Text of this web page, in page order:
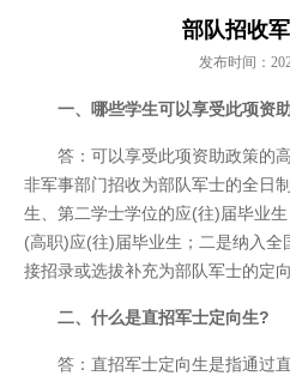
部队招收
发布时间：
一、哪些学生可以享受此项资
答：可以享受此项资助政策的
非军事部门招收为部队军士的全日
生、第二学士学位的应(往)届毕业
(高职)应(往)届毕业生；二是纳入
接招录或选拔补充为部队军士的定向
二、什么是直招军士定向生?
答：直招军士定向生是指通过